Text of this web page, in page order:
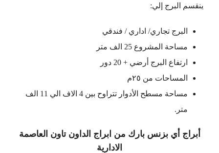
ينقسم البرج إلي:
البرج تجاري/ اداري / فندقي
مساحة المشروع 25 الف متر
ارتفاع البرج أرضي + 20 دور
المساحات من ٢٥م
مساحة مسطح الأدوار تتراوح بين 4 الاف الي 11 الف
متر.
أبراج أي بزنس بارك من ابراج الداون تاون العاصمة
الادارية